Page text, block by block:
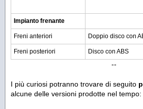
Impianto frenante
Freni anteriori Doppio disco con
Freni posteriori Disco con ABS
--
I più curiosi potranno trovare di seguito
alcune delle versioni prodotte nel tempo: